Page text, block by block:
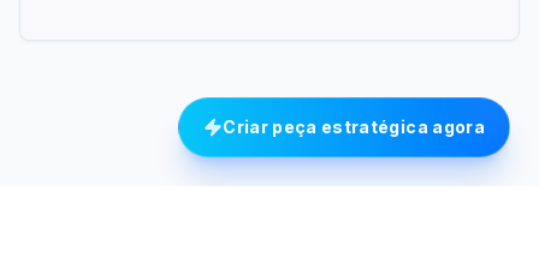
Criar peça estratégica agora